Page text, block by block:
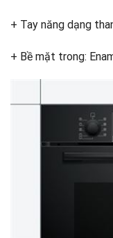
+ Tay năng dạng
+ Bề mặt trong: